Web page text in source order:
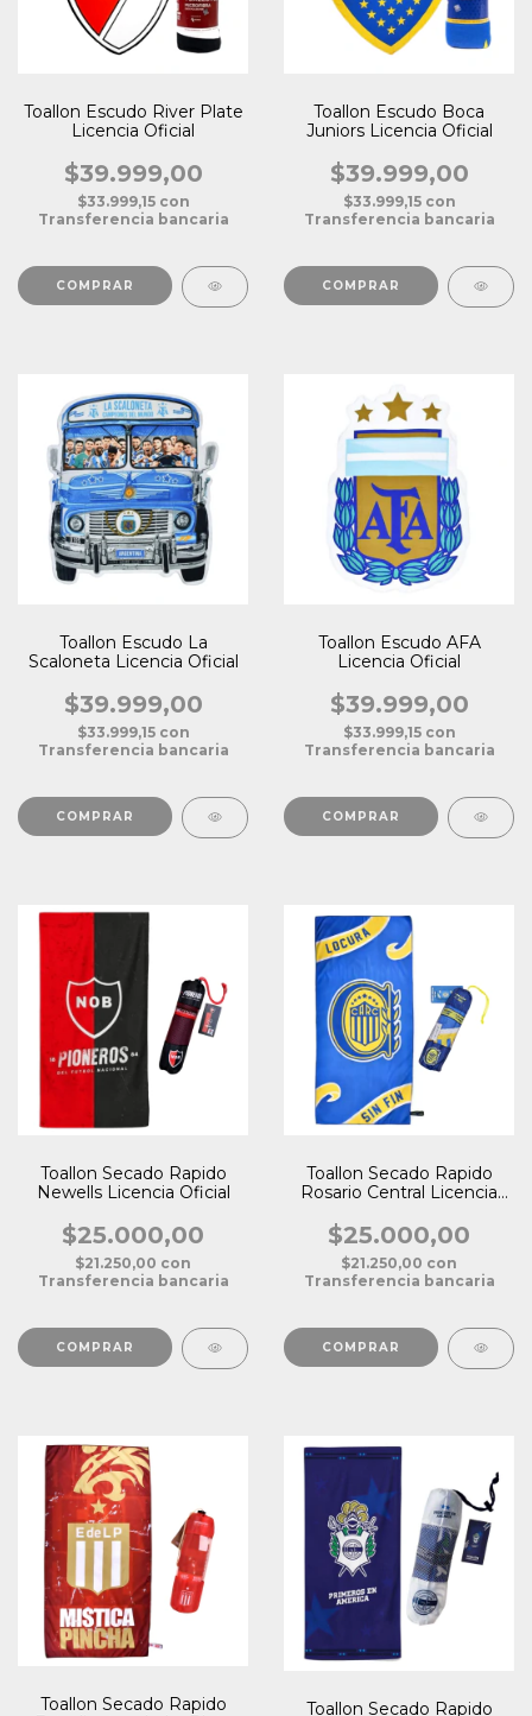
Toallon Escudo River Plate
Licencia Oficial
$39.999,00
$33.999,15 con
Transferencia bancaria
Toallon Escudo Boca
Juniors Licencia Oficial
$39.999,00
$33.999,15 con
Transferencia bancaria
Toallon Escudo La
Scaloneta Licencia Oficial
$39.999,00
$33.999,15 con
Transferencia bancaria
Toallon Escudo AFA
Licencia Oficial
$39.999,00
$33.999,15 con
Transferencia bancaria
Toallon Secado Rapido
Newells Licencia Oficial
$25.000,00
$21.250,00 con
Transferencia bancaria
Toallon Secado Rapido
Rosario Central Licencia
$25.000,00
$21.250,00 con
Transferencia bancaria
Toallon Secado Rapido
Toallon Secado Rapido